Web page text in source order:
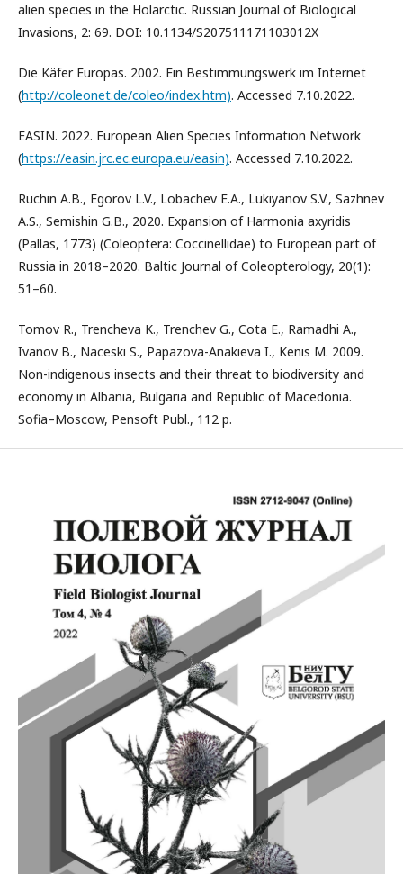
alien species in the Holarctic. Russian Journal of Biological
Invasions, 2: 69. DOI: 10.1134/S207511171103012X
Die Käfer Europas. 2002. Ein Bestimmungswerk im Internet
(http://coleonet.de/coleo/index.htm). Accessed 7.10.2022.
EASIN. 2022. European Alien Species Information Network
(https://easin.jrc.ec.europa.eu/easin). Accessed 7.10.2022.
Ruchin A.B., Egorov L.V., Lobachev E.A., Lukiyanov S.V., Sazhnev
A.S., Semishin G.B., 2020. Expansion of Harmonia axyridis
(Pallas, 1773) (Coleoptera: Coccinellidae) to European part of
Russia in 2018–2020. Baltic Journal of Coleopterology, 20(1):
51–60.
Tomov R., Trencheva K., Trenchev G., Cota E., Ramadhi A.,
Ivanov B., Naceski S., Papazova-Anakieva I., Kenis M. 2009.
Non-indigenous insects and their threat to biodiversity and
economy in Albania, Bulgaria and Republic of Macedonia.
Sofia–Moscow, Pensoft Publ., 112 p.